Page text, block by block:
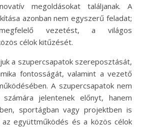
megoldásokat találjanak. A
azonban nem egyszerű feladat;
vezetést, a világos
célok kitűzését.
a szupercsapatok szereposztását,
fontosságát, valamint a vezető
A szupercsapatok nem
jelentenek előnyt, hanem
sportágban vagy projektben is
az együttműködés és a közös célok